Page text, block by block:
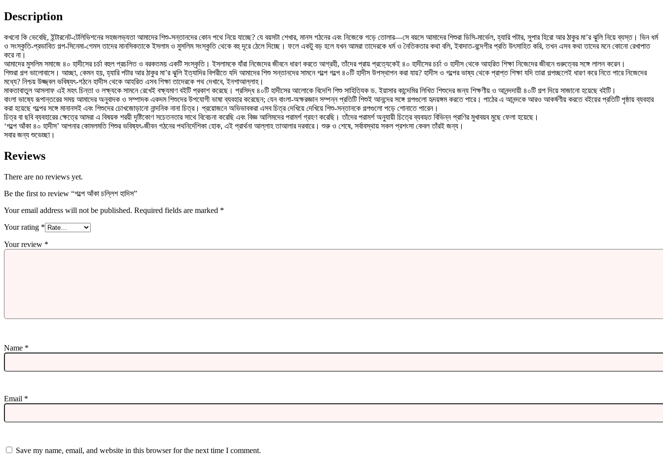
Description
কখনো কি ভেবেছি, ইন্টারনেট-টেলিভিশনের সহজলভ্যতা আমাদের শিশু-সন্তানদের কোন পথে নিয়ে যাচ্ছে? যে বয়সটা শেখার, মানস গঠনের এবং নিজেকে গড়ে তোলার—সে বয়সে আমাদের শিশুরা ডিসি-মার্ভেল, হ্যারি পটার, সুপার হিরো আর ঠাকুর মা’র ঝুলি নিয়ে ব্যস্ত। ভিন ধর্ম
ও সংস্কৃতি-প্রভাবিত গল্প-সিনেমা-গেমস তাদের মানসিকতাকে ইসলাম ও মুসলিম সংস্কৃতি থেকে বহু দূরে ঠেলে দিচ্ছে। ফলে একটু বড় হলে যখন আমরা তাদেরকে ধর্ম ও নৈতিকতার কথা বলি, ইবাদাত-বন্দেগীর প্রতি উৎসাহিত করি, তখন এসব কথা তাদের মনে কোনো রেখাপাত
করে না।
আমাদের মুসলিম সমাজে ৪০ হাদীসের চর্চা বহুল প্রচলিত ও বরকতময় একটি সংস্কৃতি। ইসলামকে যাঁরা নিজেদের জীবনে ধারণ করতে আগ্রহী, তাঁদের প্রায় প্রত্যেকেই ৪০ হাদীসের চর্চা ও হাদীস থেকে আহরিত শিক্ষা নিজেদের জীবনে গুরুত্বের সঙ্গে লালন করেন।
শিশুরা গল্প ভালোবাসে। আচ্ছা, কেমন হয়, হ্যারি পটার আর ঠাকুর মা’র ঝুলি ইত্যাদির বিপরীতে যদি আমাদের শিশু সন্তানদের সামনে গল্পে গল্পে ৪০টি হাদীস উপস্থাপন করা যায়? হাদীস ও গল্পের ভাষ্য থেকে প্রাপ্ত শিক্ষা যদি তারা গল্পচ্ছলেই ধারণ করে নিতে পারে নিজেদের
মধ্যে? নিশ্চয় উজ্জ্বল ভবিষ্যৎ-গঠনে হাদীস থেকে আহরিত এসব শিক্ষা তাদেরকে পথ দেখাবে, ইনশাআল্লাহ।
মাকতাবাতুল আসলাফ এই মহৎ চিন্তা ও লক্ষ্যকে সামনে রেখেই বক্ষ্যমাণ বইটি প্রকাশ করেছে। প্রসিদ্ধ ৪০টি হাদীসের আলোকে বিদেশি শিশু সাহিত্যিক ড. ইয়াসার কান্দেমির লিখিত শিশুদের জন্য শিক্ষণীয় ও আনন্দদায়ী ৪০টি গল্প দিয়ে সাজানো হয়েছে বইটি।
বাংলা ভাষ্যে রূপান্তরের সময় আমাদের অনুবাদক ও সম্পাদক একদম শিশুদের উপযোগী ভাষা ব্যবহার করেছেন; যেন বাংলা-অক্ষরজ্ঞান সম্পন্ন প্রতিটি শিশুই আনন্দের সঙ্গে গল্পগুলো হৃদয়ঙ্গম করতে পারে। পাঠের এ আনন্দকে আরও আকর্ষণীয় করতে বইয়ের প্রতিটি পৃষ্ঠায় ব্যবহার
করা হয়েছে গল্পের সঙ্গে মানানসই এবং শিশুদের চোখজোড়ানো নান্দনিক নানা চিত্র। প্রয়োজনে অভিভাবকরা এসব চিত্র দেখিয়ে দেখিয়ে শিশু-সন্তানকে গল্পগুলো পড়ে শোনাতে পারেন।
চিত্র বা ছবি ব্যবহারের ক্ষেত্রে আমরা এ বিষয়ক শরয়ী দৃষ্টিকোণ সচেতনতার সাথে বিবেচনা করেছি এবং বিজ্ঞ আলিমদের পরামর্শ গ্রহণ করেছি। তাঁদের পরামর্শ অনুযায়ী চিত্রে ব্যবহৃত বিভিন্ন প্রাণির মুখাবয়ব মুছে ফেলা হয়েছে।
‘গল্পে আঁকা ৪০ হাদীস’ আপনার কোমলমতি শিশুর ভবিষ্যৎ-জীবন গঠনের পথনির্দেশিকা হোক, এই প্রার্থনা আল্লাহ তাআলার দরবারে। শুরু ও শেষে, সর্বাবস্থায় সকল প্রশংসা কেবল তাঁরই জন্য।
সবার জন্য শুভেচ্ছা।
Reviews
There are no reviews yet.
Be the first to review “গল্পে আঁকা চল্লিশ হাদিস”
Your email address will not be published. Required fields are marked *
Your rating *
Your review *
Name *
Email *
Save my name, email, and website in this browser for the next time I comment.